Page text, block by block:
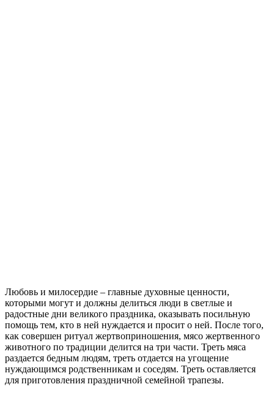
Любовь и милосердие – главные духовные ценности,
которыми могут и должны делиться люди в светлые и
радостные дни великого праздника, оказывать посильную
помощь тем, кто в ней нуждается и просит о ней. После того,
как совершен ритуал жертвоприношения, мясо жертвенного
животного по традиции делится на три части. Треть мяса
раздается бедным людям, треть отдается на угощение
нуждающимся родственникам и соседям. Треть оставляется
для приготовления праздничной семейной трапезы.